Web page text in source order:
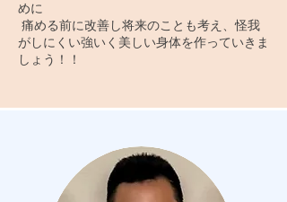
めに
痛める前に改善し将来のことも考え、怪我
がしにくい強いく美しい身体を作っていきま
しょう！！